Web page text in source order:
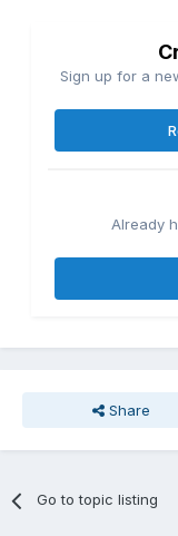
Sign up for a
Already
Share
Go to topic listing